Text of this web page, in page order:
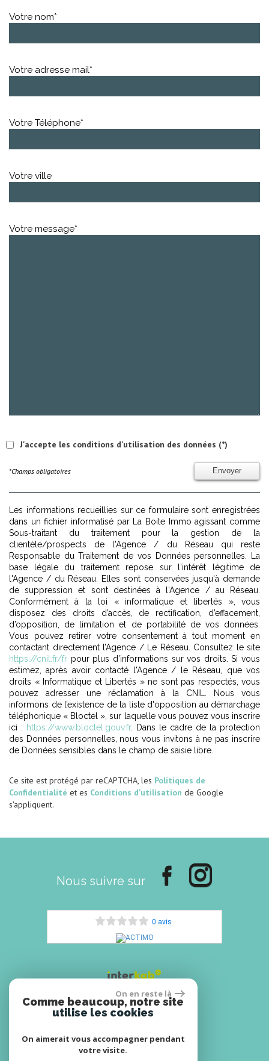
Votre nom*
Votre adresse mail*
Votre Téléphone*
Votre ville
Votre message*
J'accepte les conditions d'utilisation des données (*)
Envoyer
*Champs obligatoires
Les informations recueillies sur ce formulaire sont enregistrées
dans un fichier informatisé par La Boite Immo agissant comme
Sous-traitant du traitement pour la gestion de la
clientèle/prospects de l'Agence / du Réseau qui reste
Responsable du Traitement de vos Données personnelles. La
base légale du traitement repose sur l'intérêt légitime de
l'Agence / du Réseau. Elles sont conservées jusqu'à demande
de suppression et sont destinées à l'Agence / au Réseau.
Conformément à la loi « informatique et libertés », vous
disposez des droits d’accès, de rectification, d’effacement,
d’opposition, de limitation et de portabilité de vos données.
Vous pouvez retirer votre consentement à tout moment en
contactant directement l’Agence / Le Réseau. Consultez le site
https://cnil.fr/fr pour plus d’informations sur vos droits. Si vous
estimez, après avoir contacté l'Agence / le Réseau, que vos
droits « Informatique et Libertés » ne sont pas respectés, vous
pouvez adresser une réclamation à la CNIL. Nous vous
informons de l’existence de la liste d'opposition au démarchage
téléphonique « Bloctel », sur laquelle vous pouvez vous inscrire
ici : https://www.bloctel.gouv.fr. Dans le cadre de la protection
des Données personnelles, nous vous invitons à ne pas inscrire
de Données sensibles dans le champ de saisie libre.
Ce site est protégé par reCAPTCHA, les Politiques de
Confidentialité et es Conditions d'utilisation de Google
s'appliquent.
Nous suivre sur
0 avis
Espace propriétaires
On en reste là
Comme beaucoup, notre site
utilise les cookies
On aimerait vous accompagner pendant
votre visite.